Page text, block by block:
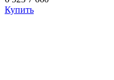
Купить